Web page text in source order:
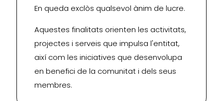
En queda exclòs qualsevol ànim de lucre.
Aquestes finalitats orienten les activitats,
projectes i serveis que impulsa l'entitat,
així com les iniciatives que desenvolupa
en benefici de la comunitat i dels seus
membres.